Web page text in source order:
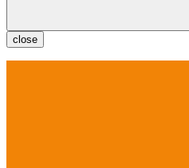
close